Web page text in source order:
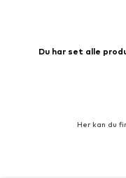
Du har set alle
Her kan du